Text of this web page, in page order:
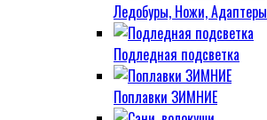
Ледобуры, Ножи, Адаптеры
Подледная подсветка
Поплавки ЗИМНИЕ